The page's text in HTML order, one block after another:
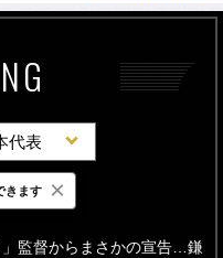
代表
週間
」監督からまさかの宣告…鎌
きます ×